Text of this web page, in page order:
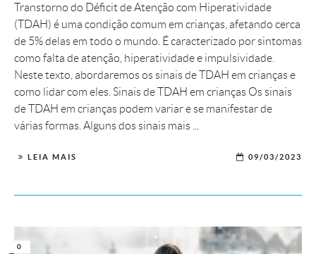
Transtorno do Déficit de Atenção com Hiperatividade
(TDAH) é uma condição comum em crianças, afetando cerca
de 5% delas em todo o mundo. É caracterizado por sintomas
como falta de atenção, hiperatividade e impulsividade.
Neste texto, abordaremos os sinais de TDAH em crianças e
como lidar com eles. Sinais de TDAH em crianças Os sinais
de TDAH em crianças podem variar e se manifestar de
várias formas. Alguns dos sinais mais ...
LEIA MAIS 09/03/2023
0